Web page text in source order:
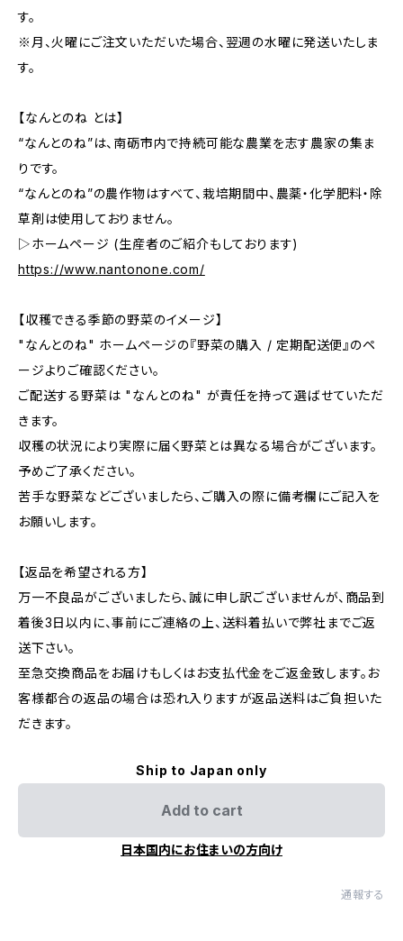
す。
※月、火曜にご注文いただいた場合、翌週の水曜に発送いたしま
す。
【なんとのね とは】
“なんとのね”は、南砺市内で持続可能な農業を志す農家の集ま
りです。
“なんとのね”の農作物はすべて、栽培期間中、農薬・化学肥料・除
草剤は使用しておりません。
▷ホームページ (生産者のご紹介もしております)
https://www.nantonone.com/
【収穫できる季節の野菜のイメージ】
"なんとのね" ホームページの『野菜の購入 / 定期配送便』のペ
ージよりご確認ください。
ご配送する野菜は "なんとのね" が責任を持って選ばせていただ
きます。
収穫の状況により実際に届く野菜とは異なる場合がございます。
予めご了承ください。
苦手な野菜などございましたら、ご購入の際に備考欄にご記入を
お願いします。
【返品を希望される方】
万一不良品がございましたら、誠に申し訳ございませんが、商品到
着後3日以内に、事前にご連絡の上、送料着払いで弊社までご返
送下さい。
至急交換商品をお届けもしくはお支払代金をご返金致します。お
客様都合の返品の場合は恐れ入りますが返品送料はご負担いた
だきます。
Ship to Japan only
Add to cart
日本国内にお住まいの方向け
通報する